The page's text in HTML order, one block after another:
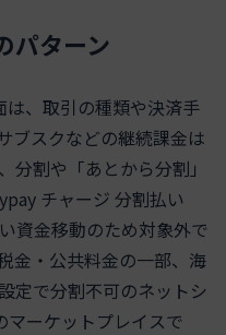
パターン
、取引の種類や決済手
ブスクなどの継続課金は
分割や「あとから分割」
チャージ 分割払い
資金移動のため対象外で
金・公共料金の一部、海
定で分割不可のネットシ
マーケットプレイスで